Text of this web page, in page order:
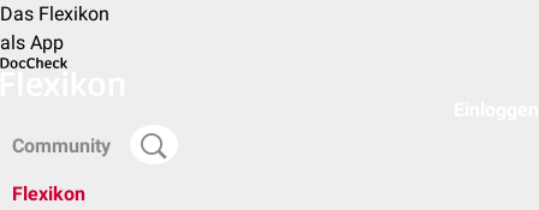
Das Flexikon
als App
Community
Flexikon